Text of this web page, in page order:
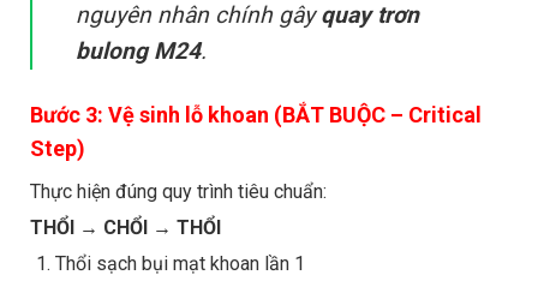
nguyên nhân chính gâyquay trơn
bulong M24.
Bước 3: Vệ sinh lỗ khoan (BẮT BUỘC – Critical
Step)
Thực hiện đúng quy trình tiêu chuẩn:
THỔI → CHỔI → THỔI
Thổi sạch bụi mạt khoan lần 1